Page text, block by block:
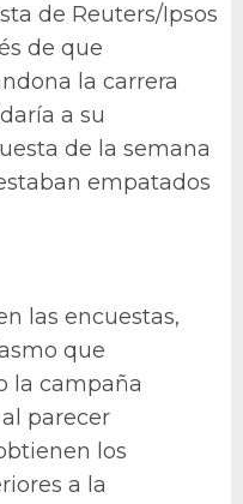
de Reuters/Ipsos
de que
la carrera
a su
de la semana
empatados
las encuestas,
que
la campaña
parecer
los
a la